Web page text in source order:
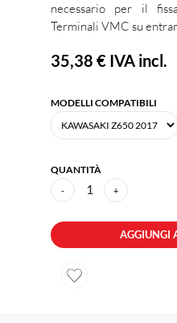
necessario per il
Terminali VMC su
35,38 € IVA incl.
MODELLI COMPATIBILI
QUANTITÀ
- 1 +
AGGIUNGI